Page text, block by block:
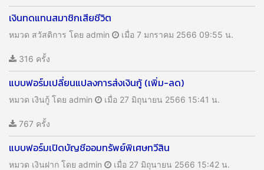
เงินทดแทนสมาชิกเสียชีวิต
หมวด สวัสดิการ โดย admin เมื่อ 7 มกราคม 2566 09:55 น.
316 ครั้ง
แบบฟอร์มเปลี่ยนแปลงการส่งเงินกู้ (เพิ่ม-ลด)
หมวด เงินกู้ โดย admin เมื่อ 27 มิถุนายน 2566 15:41 น.
767 ครั้ง
แบบฟอร์มเปิดบัญชีออมทรัพย์พิเศษทวีสิน
หมวด เงินฝาก โดย admin เมื่อ 27 มิถุนายน 2566 15:42 น.